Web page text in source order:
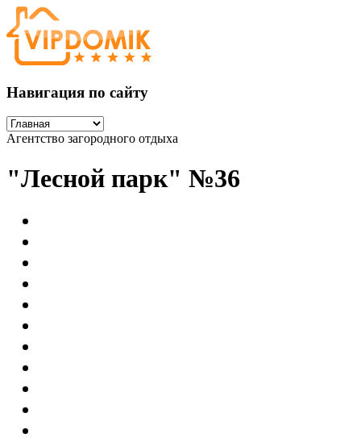
Навигация по сайту
Агентство загородного отдыха
"Лесной парк" №36